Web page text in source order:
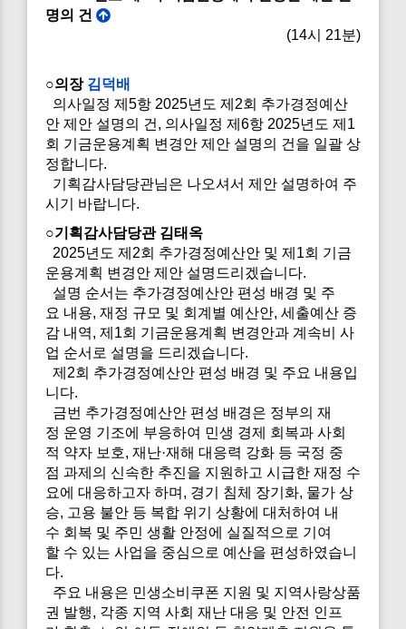
명의 건
(14시 21분)
○의장 김덕배
의사일정 제5항 2025년도 제2회 추가경정예산
안 제안 설명의 건, 의사일정 제6항 2025년도 제1
회 기금운용계획 변경안 제안 설명의 건을 일괄 상
정합니다.
기획감사담당관님은 나오셔서 제안 설명하여 주
시기 바랍니다.
○기획감사담당관 김태옥
2025년도 제2회 추가경정예산안 및 제1회 기금
운용계획 변경안 제안 설명드리겠습니다.
설명 순서는 추가경정예산안 편성 배경 및 주
요 내용, 재정 규모 및 회계별 예산안, 세출예산 증
감 내역, 제1회 기금운용계획 변경안과 계속비 사
업 순서로 설명을 드리겠습니다.
제2회 추가경정예산안 편성 배경 및 주요 내용입
니다.
금번 추가경정예산안 편성 배경은 정부의 재
정 운영 기조에 부응하여 민생 경제 회복과 사회
적 약자 보호, 재난·재해 대응력 강화 등 국정 중
점 과제의 신속한 추진을 지원하고 시급한 재정 수
요에 대응하고자 하며, 경기 침체 장기화, 물가 상
승, 고용 불안 등 복합 위기 상황에 대처하여 내
수 회복 및 주민 생활 안정에 실질적으로 기여
할 수 있는 사업을 중심으로 예산을 편성하였습니
다.
주요 내용은 민생소비쿠폰 지원 및 지역사랑상품
권 발행, 각종 지역 사회 재난 대응 및 안전 인프